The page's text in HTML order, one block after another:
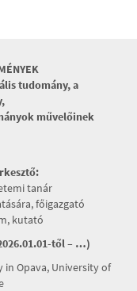
tudomány, a
művelőinek
tanár
főigazgató
kutató
től – …)
in Opava, University of